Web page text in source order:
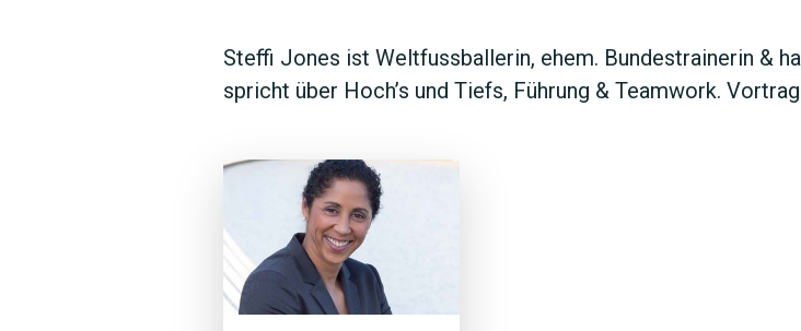
Steffi Jones ist Weltfussballerin, ehem. Bundestrainerin &
spricht über Hoch’s und Tiefs, Führung & Teamwork.